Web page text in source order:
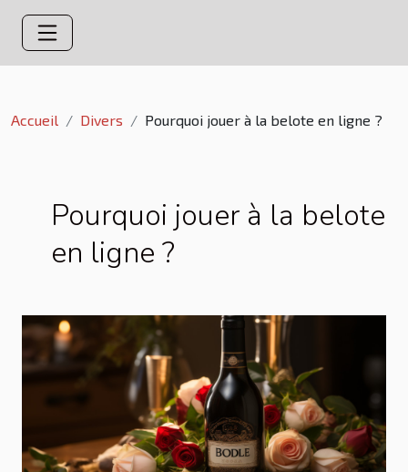
Accueil Divers Pourquoi jouer à la belote en ligne ?
Pourquoi jouer à la belote
en ligne ?